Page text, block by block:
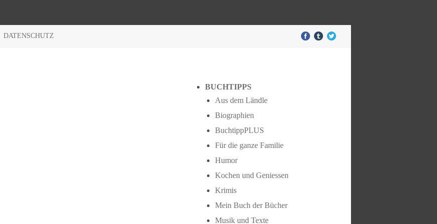
DATENSCHUTZ
BUCHTIPPS
Aus dem Ländle
Biographien
BuchtippPLUS
Für die ganze Familie
Humor
Kochen und Geniessen
Krimis
Mein Buch der Bücher
Musik und Texte